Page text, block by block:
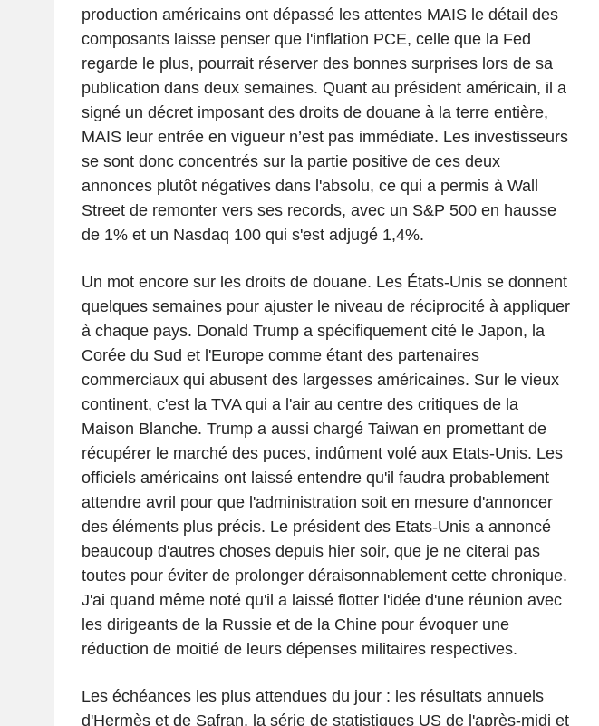
production américains ont dépassé les attentes MAIS le détail des
composants laisse penser que l'inflation PCE, celle que la Fed
regarde le plus, pourrait réserver des bonnes surprises lors de sa
publication dans deux semaines. Quant au président américain, il a
signé un décret imposant des droits de douane à la terre entière,
MAIS leur entrée en vigueur n’est pas immédiate. Les investisseurs
se sont donc concentrés sur la partie positive de ces deux
annonces plutôt négatives dans l'absolu, ce qui a permis à Wall
Street de remonter vers ses records, avec un S&P 500 en hausse
de 1% et un Nasdaq 100 qui s'est adjugé 1,4%.
Un mot encore sur les droits de douane. Les États-Unis se donnent
quelques semaines pour ajuster le niveau de réciprocité à appliquer
à chaque pays. Donald Trump a spécifiquement cité le Japon, la
Corée du Sud et l'Europe comme étant des partenaires
commerciaux qui abusent des largesses américaines. Sur le vieux
continent, c'est la TVA qui a l'air au centre des critiques de la
Maison Blanche. Trump a aussi chargé Taiwan en promettant de
récupérer le marché des puces, indûment volé aux Etats-Unis. Les
officiels américains ont laissé entendre qu'il faudra probablement
attendre avril pour que l'administration soit en mesure d'annoncer
des éléments plus précis. Le président des Etats-Unis a annoncé
beaucoup d'autres choses depuis hier soir, que je ne citerai pas
toutes pour éviter de prolonger déraisonnablement cette chronique.
J'ai quand même noté qu'il a laissé flotter l'idée d'une réunion avec
les dirigeants de la Russie et de la Chine pour évoquer une
réduction de moitié de leurs dépenses militaires respectives.
Les échéances les plus attendues du jour : les résultats annuels
d'Hermès et de Safran, la série de statistiques US de l'après-midi et